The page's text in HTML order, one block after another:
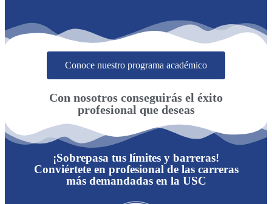
Conoce nuestro programa académico
Con nosotros conseguirás el éxito
profesional que deseas
¡Sobrepasa tus límites y barreras!
Conviértete en profesional de las carreras
más demandadas en la USC